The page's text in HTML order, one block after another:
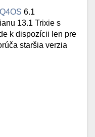
Q4OS 6.1
13.1 Trixie s
k dispozícii len pre
staršia verzia